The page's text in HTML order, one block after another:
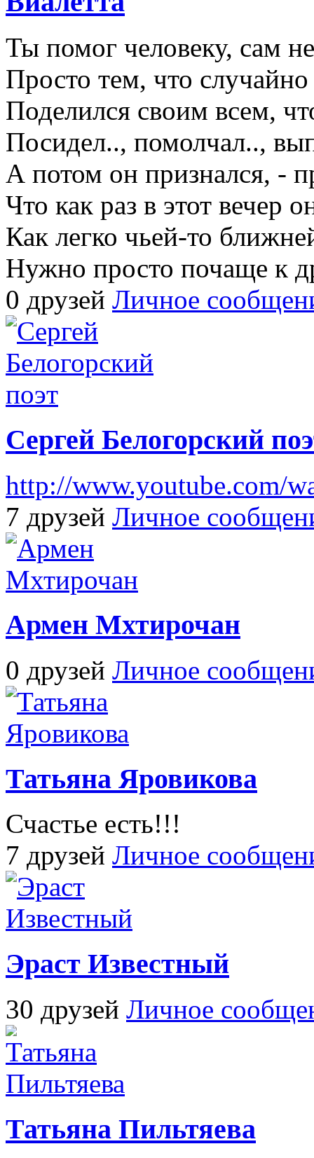
Ты помог человеку, сам
Просто тем, что
Поделился своим всем,
Посидел.., помолчал..,
А потом он признался, -
Что как раз в этот вечер
Как легко чьей-то
Нужно просто почаще к
0 друзей Личное
Сергей Белогорский
http://www.youtube.com/
7 друзей Личное
Армен Мхтирочан
0 друзей Личное
Татьяна Яровикова
Счастье есть!!!
7 друзей Личное
Эраст Известный
30 друзей Личное
Татьяна Пильтяева